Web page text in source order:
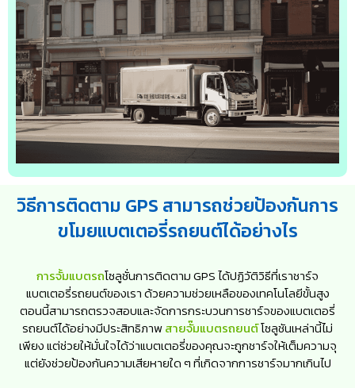
วิธีการติดตาม GPS สามารถช่วยป้องกันการ
ขโมยแบตเตอรี่รถยนต์ได้อย่างไร
การจั้มแบตรถโซลูชั่นการติดตาม GPS ได้ปฏิวัติวิธีที่เราชาร์จ
แบตเตอรี่รถยนต์ของเรา ด้วยความช่วยเหลือของเทคโนโลยีขั้นสูง
ตอนนี้สามารถตรวจสอบและจัดการกระบวนการชาร์จของแบตเตอรี่
รถยนต์ได้อย่างมีประสิทธิภาพสายจั๊มแบตรถยนต์โซลูชันเหล่านี้ไม่
เพียง แต่ช่วยให้มั่นใจได้ว่าแบตเตอรี่ของคุณจะถูกชาร์จให้เต็มความจุ
แต่ยังช่วยป้องกันความเสียหายใด ๆ ที่เกิดจากการชาร์จมากเกินไป